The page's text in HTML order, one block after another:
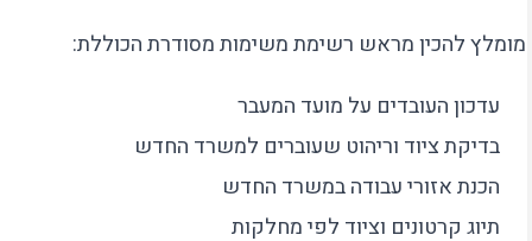
מומלץ להכין מראש רשימת משימות מסודרת הכוללת:
עדכון העובדים על מועד המעבר
בדיקת ציוד וריהוט שעוברים למשרד החדש
הכנת אזורי עבודה במשרד החדש
תיוג קרטונים וציוד לפי מחלקות